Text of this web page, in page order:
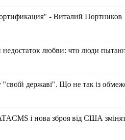
- Виталий Портников
недостаток любви: что люди
"своїй державі". Що не так із
і нова зброя від США